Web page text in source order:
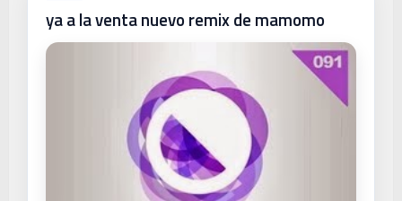
ya a la venta nuevo remix de mamomo